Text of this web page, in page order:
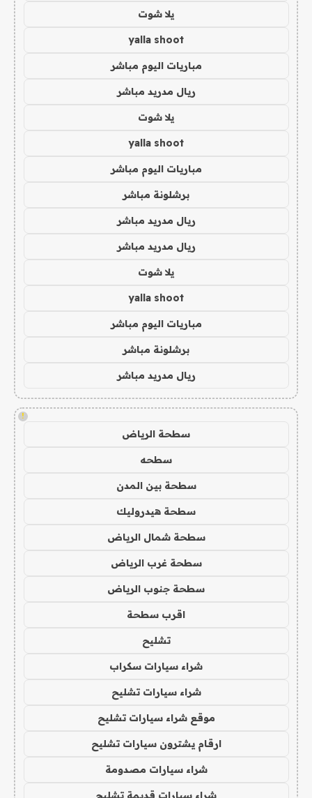
يلا شوت
yalla shoot
مباريات اليوم مباشر
ريال مدريد مباشر
يلا شوت
yalla shoot
مباريات اليوم مباشر
برشلونة مباشر
ريال مدريد مباشر
ريال مدريد مباشر
يلا شوت
yalla shoot
مباريات اليوم مباشر
برشلونة مباشر
ريال مدريد مباشر
!
سطحة الرياض
سطحه
سطحة بين المدن
سطحة هيدروليك
سطحة شمال الرياض
سطحة غرب الرياض
سطحة جنوب الرياض
اقرب سطحة
تشليح
شراء سيارات سكراب
شراء سيارات تشليح
موقع شراء سيارات تشليح
ارقام يشترون سيارات تشليح
شراء سيارات مصدومة
شراء سيارات قديمة تشليح